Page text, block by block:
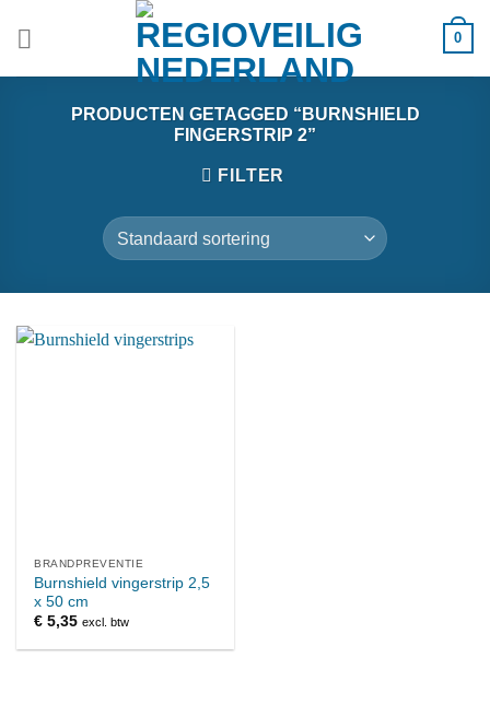
0
PRODUCTEN GETAGGED “BURNSHIELD
FINGERSTRIP 2”
FILTER
BRANDPREVENTIE
Burnshield vingerstrip 2,5
x 50 cm
€ 5,35 excl. btw